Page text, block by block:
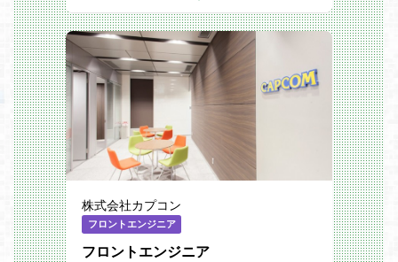
店舗運営に関わる総合的なマネジメント業
務をお願いいたします。
■運営の具体的な仕事内容
・接客サービス、清掃業務等の基本業務
・パート・アルバイトスタッフの採用、教
育
・店舗の運営、販促企画の推進
・売上・経費管理
・営業データ管理・分析
等、店舗マネジメント業務全般。
【機械修理・メンテナンススタッフ】
店舗に設置されているゲーム機の修理・メ
ンテナンスを行っていただきます。
内容
・故障機械の修理（原因特定・部品交換）
・機械故障回避の為のメンテナンス
・ゲーム機の移動に伴う機械の分解・搬
株式会社カプコン
フロントエンジニア
フロントエンジニア